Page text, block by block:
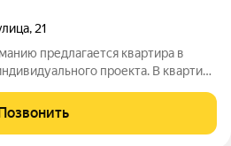
, 21
предлагается квартира в
проекта. В квартире
Есть балкон. Высокие потолки